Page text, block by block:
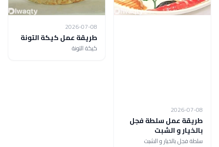
2026-07-08
طريقة عمل سلطة فجل
بالخيار و الشبت
سلطة فجل بالخيار و الشبت
2026-07-08
طريقة عمل كيكة التونة
كيكة التونة